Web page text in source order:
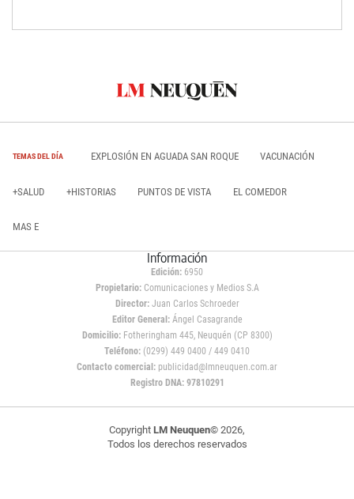
TEMAS DEL DÍA EXPLOSIÓN EN AGUADA SAN ROQUE VACUNACIÓN
+SALUD +HISTORIAS PUNTOS DE VISTA EL COMEDOR
MAS E
Información
Edición: 6950
Propietario:Comunicaciones y Medios S.A
Director: Juan Carlos Schroeder
Editor General:Ángel Casagrande
Domicilio:Fotheringham 445, Neuquén (CP 8300)
Teléfono: (0299) 449 0400 / 449 0410
Contacto comercial: publicidad@lmneuquen.com.ar
Registro DNA: 97810291
Copyright LM Neuquen© 2026,
Todos los derechos reservados